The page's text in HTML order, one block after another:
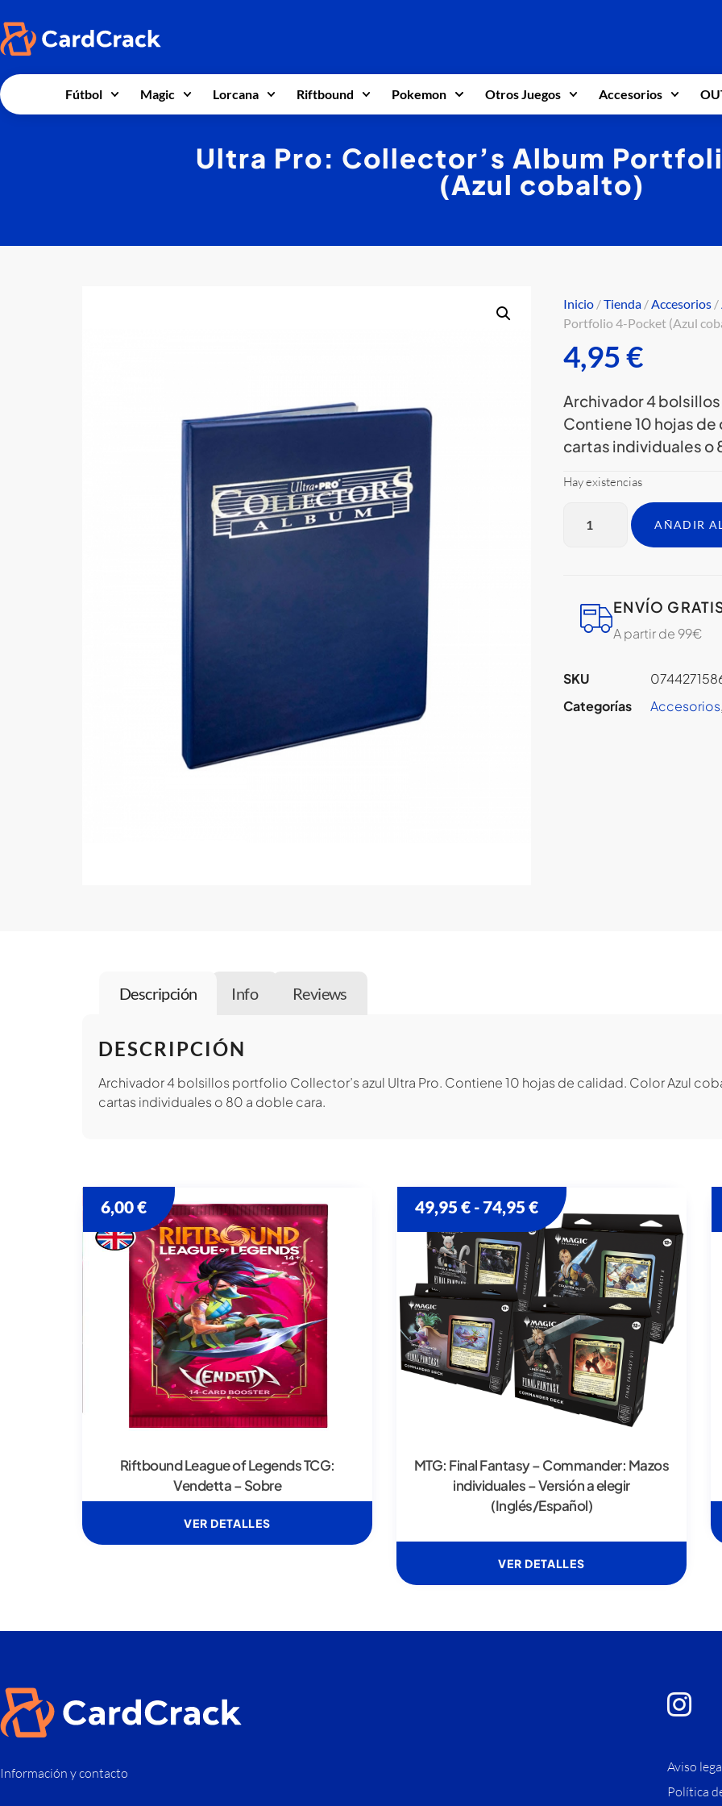
Fútbol Magic Lorcana Riftbound Pokemon Otros Juegos Accesorios
Ultra Pro: Collector’s Album
(Azul cobalto)
Inicio /Tienda /Accesorios /
Portfolio 4-Pocket (Azul
4,95€
Archivador 4
Contiene 10 hojas
cartas individuales o
Hay existencias
AÑADIR
ENVÍO
A partir de 99€
SKU
Categorías
Accesorios
Descripción Info Reviews
DESCRIPCIÓN
Archivador 4 bolsillos portfolio Collector’s azul Ultra Pro. Contiene 10 hojas de calidad. Color Azul
cartas individuales o 80 a doble cara.
6,00€
Riftbound League of Legends TCG:
Vendetta – Sobre
VER DETALLES
49,95€ -74,95€
MTG: Final Fantasy – Commander: Mazos
individuales – Versión a elegir
(Inglés/Español)
VER DETALLES
Información y contacto
Aviso
Política